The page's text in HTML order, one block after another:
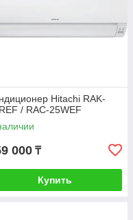
Hitachi RAK-
/ RAC-25WEF
000 ₸
Купить